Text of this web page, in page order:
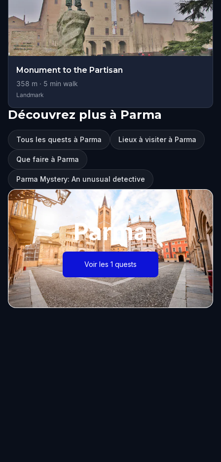
Monument to the Partisan
358 m · 5 min walk
Landmark
Découvrez plus à Parma
Tous les quests à Parma Lieux à visiter à Parma
Que faire à Parma
Parma Mystery: An unusual detective
Parma
Voir les 1 quests